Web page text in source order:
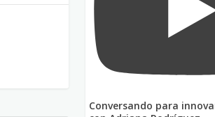
Conversando para